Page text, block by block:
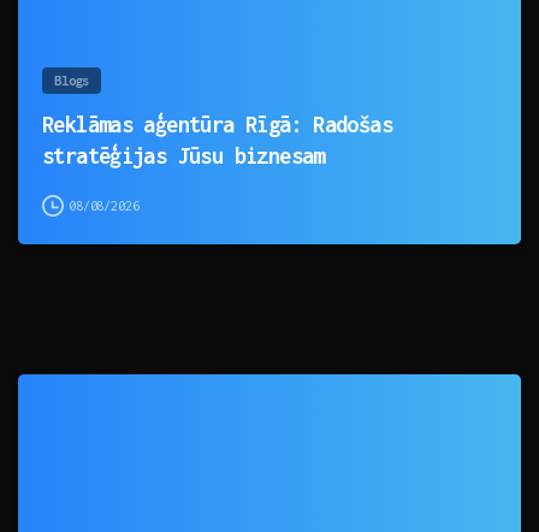
Blogs
Reklāmas aģentūra Rīgā: Radošas
stratēģijas Jūsu biznesam
08/08/2026